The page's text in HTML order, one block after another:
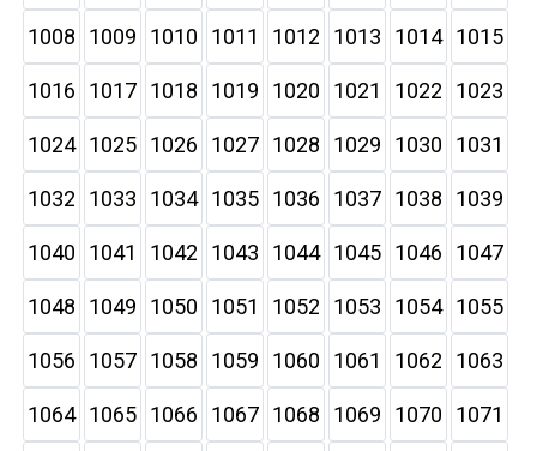
1008 1009 1010 1011 1012 1013 1014 1015
1016 1017 1018 1019 1020 1021 1022 1023
1024 1025 1026 1027 1028 1029 1030 1031
1032 1033 1034 1035 1036 1037 1038 1039
1040 1041 1042 1043 1044 1045 1046 1047
1048 1049 1050 1051 1052 1053 1054 1055
1056 1057 1058 1059 1060 1061 1062 1063
1064 1065 1066 1067 1068 1069 1070 1071